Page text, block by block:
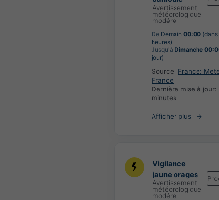
Avertissement
météorologique
modéré
De Demain 00:00 (dans
heures)
Jusqu'à Dimanche
jour)
Source: France:
France
Dernière mise à jour:
minutes
Afficher plus
Vigilance
jaune orages
Avertissement
météorologique
modéré